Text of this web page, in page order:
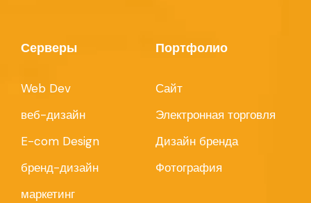
Серверы
Web Dev
веб-дизайн
E-com Design
бренд-дизайн
маркетинг
Портфолио
Сайт
Электронная торговля
Дизайн бренда
Фотография